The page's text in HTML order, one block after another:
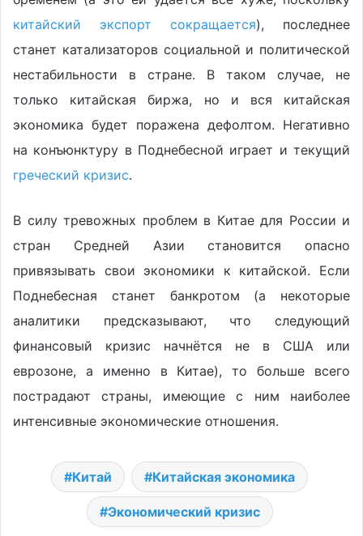
китайский экспорт сокращается), последнее
станет катализаторов социальной и политической
нестабильности в стране. В таком случае, не
только китайская биржа, но и вся китайская
экономика будет поражена дефолтом. Негативно
на конъюнктуру в Поднебесной играет и текущий
греческий кризис.
В силу тревожных проблем в Китае для России и
стран Средней Азии становится опасно
привязывать свои экономики к китайской. Если
Поднебесная станет банкротом (а некоторые
аналитики предсказывают, что следующий
финансовый кризис начнётся не в США или
еврозоне, а именно в Китае), то больше всего
пострадают страны, имеющие с ним наиболее
интенсивные экономические отношения.
Китай Китайская экономика
Экономический кризис